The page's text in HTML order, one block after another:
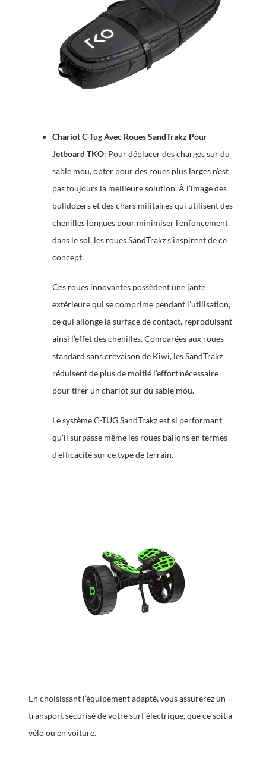
Chariot C-Tug Avec Roues SandTrakz Pour
Jetboard TKO: Pour déplacer des charges sur du
sable mou, opter pour des roues plus larges n’est
pas toujours la meilleure solution. À l’image des
bulldozers et des chars militaires qui utilisent des
chenilles longues pour minimiser l’enfoncement
dans le sol, les roues SandTrakz s’inspirent de ce
concept.
Ces roues innovantes possèdent une jante
extérieure qui se comprime pendant l’utilisation,
ce qui allonge la surface de contact, reproduisant
ainsi l’effet des chenilles. Comparées aux roues
standard sans crevaison de Kiwi, les SandTrakz
réduisent de plus de moitié l’effort nécessaire
pour tirer un chariot sur du sable mou.
Le système C-TUG SandTrakz est si performant
qu’il surpasse même les roues ballons en termes
d’efficacité sur ce type de terrain.
En choisissant l’équipement adapté, vous assurerez un
transport sécurisé de votre surf électrique, que ce soit à
vélo ou en voiture.